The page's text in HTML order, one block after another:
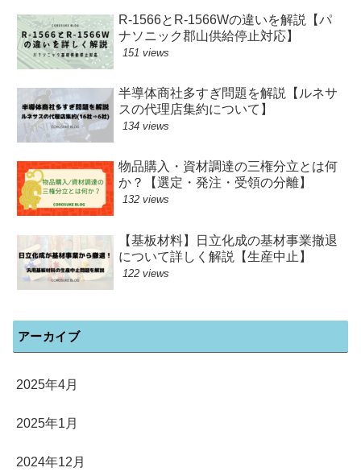
R-1566とR-1566Wの違いを解説【パ
ナソニック郡山供給停止対応】
151 views
半導体商社多すぎ問題を解説【ルネサ
スの代理店集約について】
134 views
物品購入・資材調達の三権分立とは何
か？【選定・発注・受領の分離】
132 views
【基板材料】日立化成の基材事業撤退
について詳しく解説【生産中止】
122 views
アーカイブ
2025年4月
2025年1月
2024年12月